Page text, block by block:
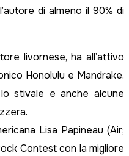
di almeno il 90% di
livornese, ha all’attivo
Honolulu e Mandrake.
stivale e anche alcune
Lisa Papineau (Air;
Contest con la migliore